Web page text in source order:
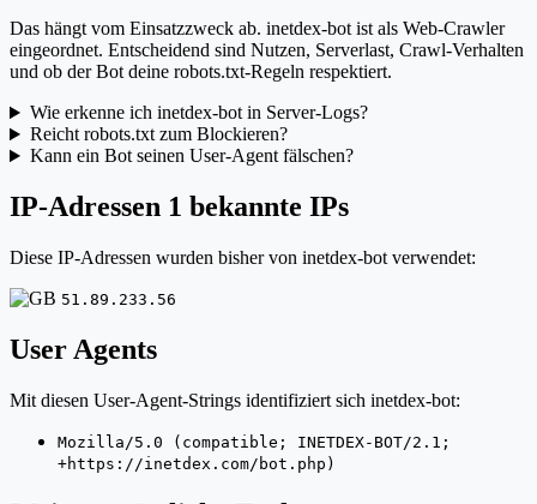
Das hängt vom Einsatzzweck ab. inetdex-bot ist als Web-Crawler
eingeordnet. Entscheidend sind Nutzen, Serverlast, Crawl-Verhalten
und ob der Bot deine robots.txt-Regeln respektiert.
Wie erkenne ich inetdex-bot in Server-Logs?
Reicht robots.txt zum Blockieren?
Kann ein Bot seinen User-Agent fälschen?
IP-Adressen 1 bekannte IPs
Diese IP-Adressen wurden bisher von inetdex-bot verwendet:
51.89.233.56
User Agents
Mit diesen User-Agent-Strings identifiziert sich inetdex-bot:
Mozilla/5.0 (compatible; INETDEX-BOT/2.1;
+https://inetdex.com/bot.php)